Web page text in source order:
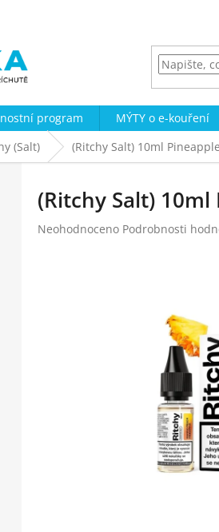
program MÝTY o e-kouření
(Salt) (Ritchy Salt) 10ml
(Ritchy Salt)
Průměrné
Neohodnoceno Podrobnosti